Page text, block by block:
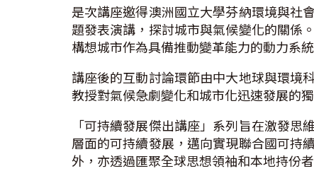
是次講座邀得澳洲國立大學芬納環境與社
題發表演講，探討城市與氣候變化的關係
構想城市作為具備推動變革能力的動力系
講座後的互動討論環節由中大地球與環境
教授對氣候急劇變化和城市化迅速發展的
「可持續發展傑出講座」系列旨在激發
層面的可持續發展，邁向實現聯合國可持
外，亦透過匯聚全球思想領袖和本地持份